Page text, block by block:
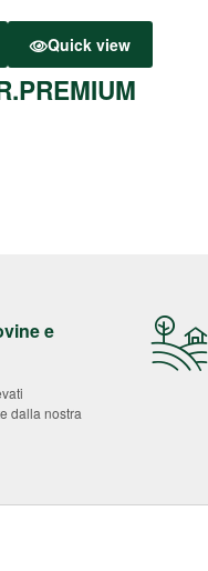
Quick view
e
dalla nostra